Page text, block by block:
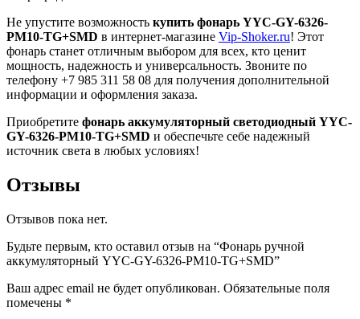
Не упустите возможность купить фонарь YYC-GY-6326-
PM10-TG+SMD в интернет-магазине Vip-Shoker.ru! Этот
фонарь станет отличным выбором для всех, кто ценит
мощность, надежность и универсальность. Звоните по
телефону +7 985 311 58 08 для получения дополнительной
информации и оформления заказа.
Приобретите фонарь аккумуляторный светодиодный YYC-
GY-6326-PM10-TG+SMD и обеспечьте себе надежный
источник света в любых условиях!
Отзывы
Отзывов пока нет.
Будьте первым, кто оставил отзыв на “Фонарь ручной
аккумуляторный YYC-GY-6326-PM10-TG+SMD”
Ваш адрес email не будет опубликован. Обязательные поля
помечены *